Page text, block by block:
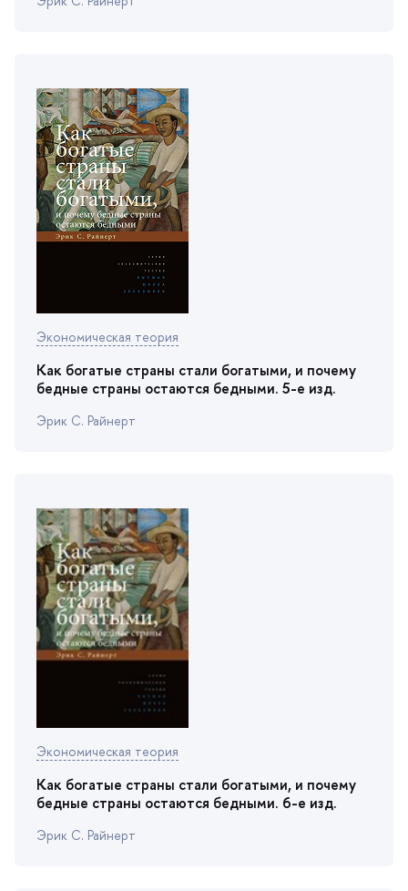
Экономическая теория
Как богатые страны стали богатыми, и почему
едные страны остаются бедными. 5-е изд.
Эрик С. Райнерт
Экономическая теория
Как богатые страны стали богатыми, и почему
едные страны остаются бедными. 6-е изд.
Эрик С. Райнерт